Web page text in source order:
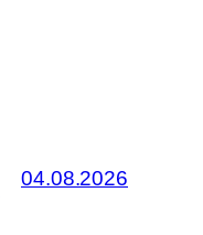
04.08.2026